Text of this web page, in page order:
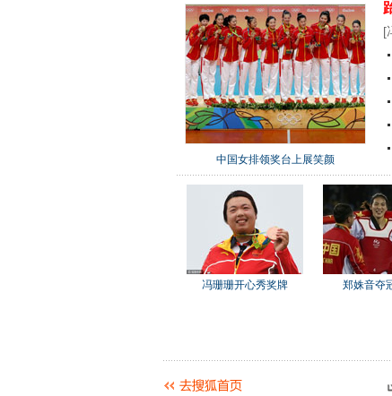
中国女排领奖台上展笑颜
[
冯珊珊开心秀奖牌 郑姝音夺